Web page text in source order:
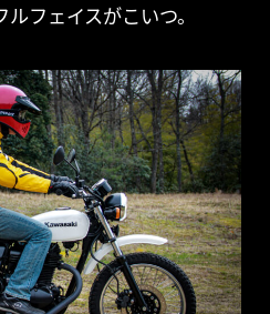
フェイスがこいつ。